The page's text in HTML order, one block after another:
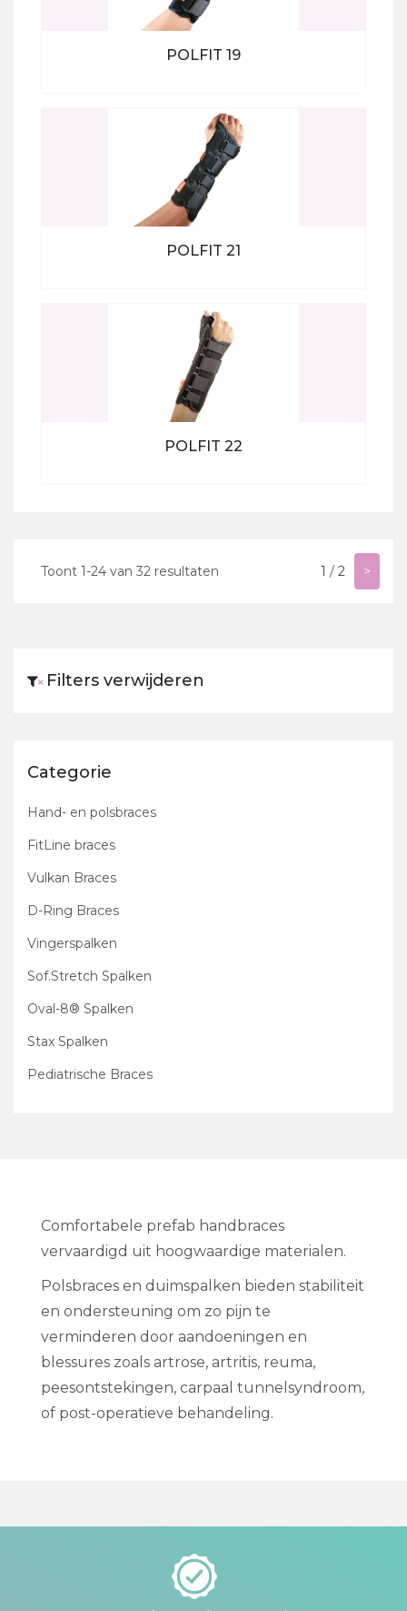
× Filters verwijderen
Categorie
Hand- en polsbraces
FitLine braces
Vulkan Braces
D-Ring Braces
Vingerspalken
Sof.Stretch Spalken
Oval-8® Spalken
Stax Spalken
Pediatrische Braces
POLFIT 19
Bekijk alle producten
POLFIT 21
Bekijk alle producten
POLFIT 22
Toont 1-24 van 32 resultaten 1 / 2 >
Comfortabele prefab handbraces
vervaardigd uit hoogwaardige materialen.
Polsbraces en duimspalken bieden stabiliteit
en ondersteuning om zo pijn te
verminderen door aandoeningen en
blessures zoals artrose, artritis, reuma,
peesontstekingen, carpaal tunnelsyndroom,
of post-operatieve behandeling.